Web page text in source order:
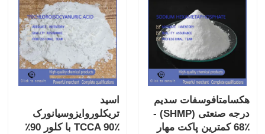
هکسامتافوسفات سدیم
درجه صنعتی (SHMP) -
68٪ کمترین پاکت مهار
اسید
تریکلوروایزوسیانورک
TCCA 90٪ با کلور 90٪